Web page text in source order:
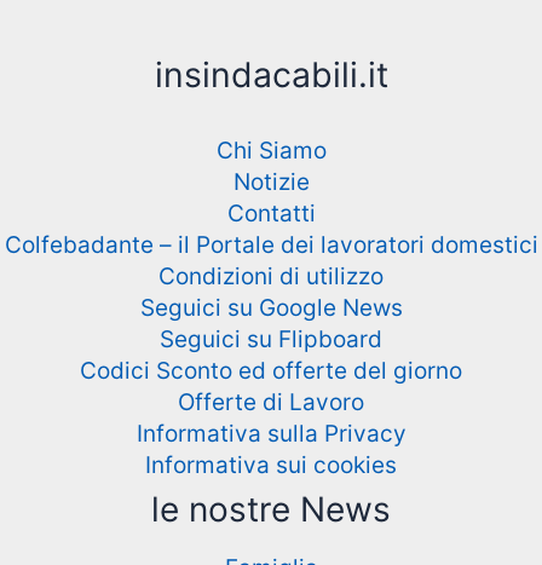
insindacabili.it
Chi Siamo
Notizie
Contatti
Colfebadante – il Portale dei lavoratori domestici
Condizioni di utilizzo
Seguici su Google News
Seguici su Flipboard
Codici Sconto ed offerte del giorno
Offerte di Lavoro
Informativa sulla Privacy
Informativa sui cookies
le nostre News